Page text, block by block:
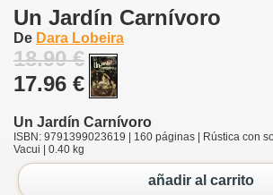
Un Jardín Carnívoro
De Dara Lobeira
18.90 €
17.96 €
Un Jardín Carnívoro
ISBN: 9791399023619 | 160 páginas | Rústica con
Vacui | 0.40 kg
añadir al carrito